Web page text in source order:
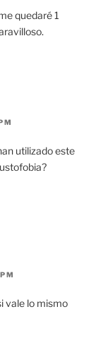
quedaré 1
utilizado este
vale lo mismo